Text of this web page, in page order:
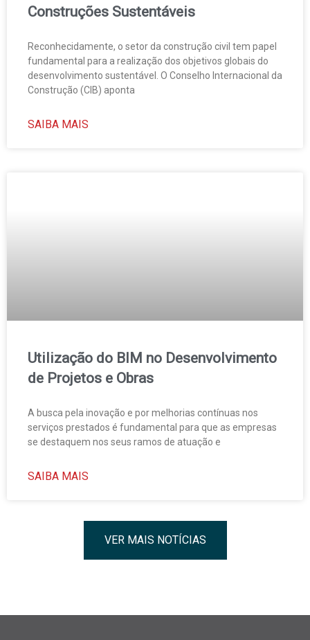
Construções Sustentáveis
Reconhecidamente, o setor da construção civil tem papel
fundamental para a realização dos objetivos globais do
desenvolvimento sustentável. O Conselho Internacional da
Construção (CIB) aponta
SAIBA MAIS
Utilização do BIM no Desenvolvimento
de Projetos e Obras
A busca pela inovação e por melhorias contínuas nos
serviços prestados é fundamental para que as empresas
se destaquem nos seus ramos de atuação e
SAIBA MAIS
VER MAIS NOTÍCIAS